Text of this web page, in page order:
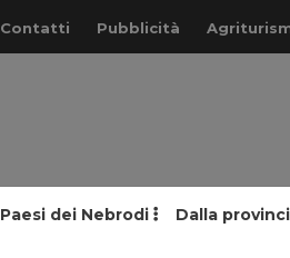
Contatti Pubblicità
Paesi dei Nebrodi Dalla